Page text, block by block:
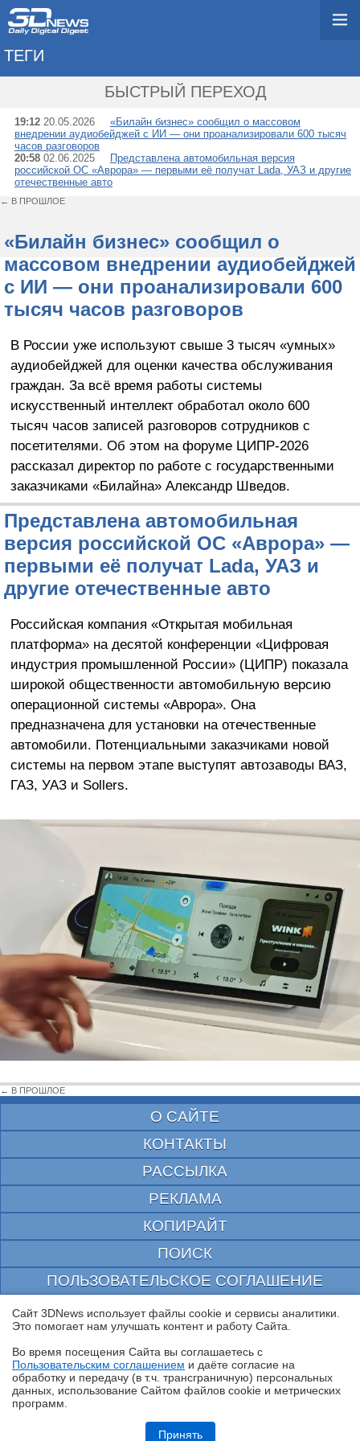
Обзор видеокарты Acer Nitro Radeon RX 9060 XT OC 8G: на что
ТЕГИ
БЫСТРЫЙ ПЕРЕХОД
19:12 20.05.2026
«Билайн бизнес» сообщил о массовом
внедрении аудиобейджей с ИИ — они проанализировали 600 тысяч
часов разговоров
20:58 02.06.2025
Представлена автомобильная версия
российской ОС «Аврора» — первыми её получат Lada, УАЗ и другие
отечественные авто
← В ПРОШЛОЕ
«Билайн бизнес» сообщил о
массовом внедрении аудиобейджей
с ИИ — они проанализировали 600
тысяч часов разговоров
В России уже используют свыше 3 тысяч «умных»
аудиобейджей для оценки качества обслуживания
граждан. За всё время работы системы
искусственный интеллект обработал около 600
тысяч часов записей разговоров сотрудников с
посетителями. Об этом на форуме ЦИПР-2026
рассказал директор по работе с государственными
заказчиками «Билайна» Александр Шведов.
Представлена автомобильная
версия российской ОС «Аврора» —
первыми её получат Lada, УАЗ и
другие отечественные авто
Российская компания «Открытая мобильная
платформа» на десятой конференции «Цифровая
индустрия промышленной России» (ЦИПР) показала
широкой общественности автомобильную версию
операционной системы «Аврора». Она
предназначена для установки на отечественные
автомобили. Потенциальными заказчиками новой
системы на первом этапе выступят автозаводы ВАЗ,
ГАЗ, УАЗ и Sollers.
← В ПРОШЛОЕ
О САЙТЕ
КОНТАКТЫ
РАССЫЛКА
РЕКЛАМА
КОПИРАЙТ
ПОИСК
ПОЛЬЗОВАТЕЛЬСКОЕ СОГЛАШЕНИЕ
ЗАЩИЩЕНО CURATOR
© 1997—2026 Электронное периодическое издание "3ДНьюс" | Свидетельство о
выдано Федеральной Службой по надзору за соблюдением законодательства в сфере
массовых коммуникаций и охране культурного наследия
При цитировании документа ссылка на сайт с указанием автора обязательна. Полное
заимствование документа является нарушением
российского и международного законодательства и возможно только с согласия
Сайт 3DNews использует файлы cookie и сервисы аналитики.
Это помогает нам улучшать контент и работу Cайта.
Во время посещения Cайта вы соглашаетесь с
Пользовательским соглашением и даёте согласие на
обработку и передачу (в т.ч. трансграничную) персональных
данных, использование Cайтом файлов cookie и метрических
программ.
Принять